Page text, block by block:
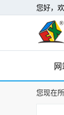
您好，
您现在